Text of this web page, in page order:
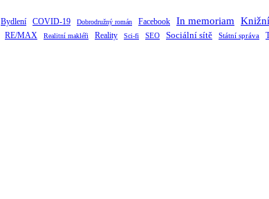
Bydlení COVID-19 Dobrodružný román Facebook In memoriam
RE/MAX Realitní makléři Reality Sci-fi SEO Sociální sítě Státní správa